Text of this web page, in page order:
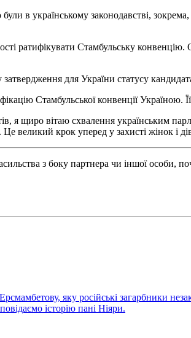
в українському законодавстві,
ратифікувати Стамбульську
для України статусу
Стамбульської конвенції Україною. Її
я щиро вітаю схвалення українським
крок уперед у захисті жінок і
з боку партнера чи іншої особи,
яку російські загарбники
історію пані Ніяри.